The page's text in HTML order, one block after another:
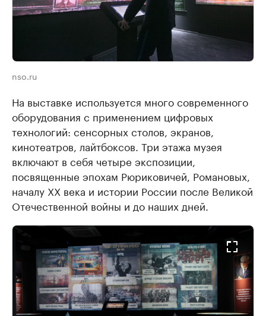
nso.ru
На выставке используется много современного
оборудования с применением цифровых
технологий: сенсорных столов, экранов,
кинотеатров, лайтбоксов. Три этажа музея
включают в себя четыре экспозиции,
посвященные эпохам Рюриковичей, Романовых,
началу ХХ века и истории России после Великой
Отечественной войны и до наших дней.